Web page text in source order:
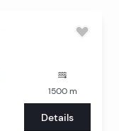
1500m
Details